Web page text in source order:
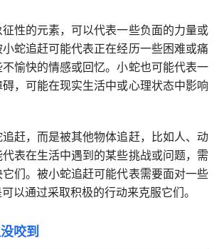
性的元素，可以代表一些负面的力量或
蛇追赶可能代表正在经历一些困难或痛
愉快的情感或回忆。小蛇也可能代表一
，可能在现实生活中或心理状态中影响
赶，而是被其他物体追赶，比如人、动
表在生活中遇到的某些挑战或问题，需
们。被小蛇追赶可能代表需要面对一些
以通过采取积极的行动来克服它们。
咬到